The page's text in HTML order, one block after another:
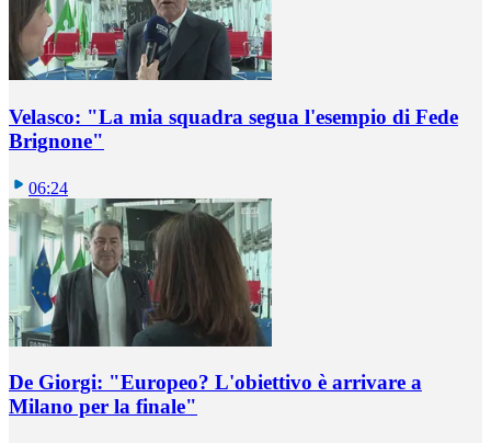
Velasco: "La mia squadra segua l'esempio di Fede
Brignone"
06:24
De Giorgi: "Europeo? L'obiettivo è arrivare a
Milano per la finale"